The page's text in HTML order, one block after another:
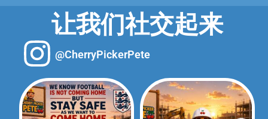
让我们社交起来
@CherryPickerPete